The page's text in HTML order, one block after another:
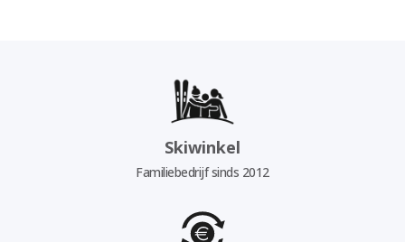
Skiwinkel
Familiebedrijf sinds 2012